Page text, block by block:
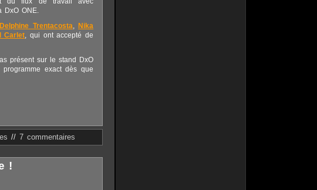
DxO ONE.
Delphine Trentacosta, Nika
Carlet, qui ont accepté de
présent sur le stand DxO
exact dès que
// 7 commentaires
!